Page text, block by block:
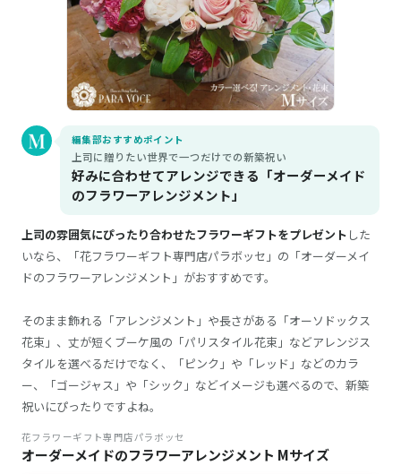
編集部おすすめポイント
上司に贈りたい世界で一つだけでの新築祝い
好みに合わせてアレンジできる「オーダーメイド
のフラワーアレンジメント」
上司の雰囲気にぴったり合わせたフラワーギフトをプレゼント した
いなら、「花フラワーギフト専門店パラボッセ」の「オーダーメイ
ドのフラワーアレンジメント」がおすすめです。
そのまま飾れる「アレンジメント」や長さがある「オーソドックス
花束」、丈が短くブーケ風の「パリスタイル花束」などアレンジス
タイルを選べるだけでなく、「ピンク」や「レッド」などのカラ
ー、「ゴージャス」や「シック」などイメージも選べるので、新築
祝いにぴったりですよね。
花フラワーギフト専門店パラボッセ
オーダーメイドのフラワーアレンジメント Mサイズ